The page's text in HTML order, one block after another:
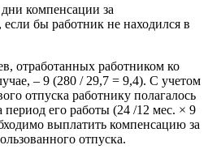
компенсации за
бы работник не находился в
отработанных работником ко
– 9 (280 / 29,7 = 9,4). С учетом
отпуска работнику полагалось
его работы (24 /12 мес. × 9
выплатить компенсацию за
отпуска.